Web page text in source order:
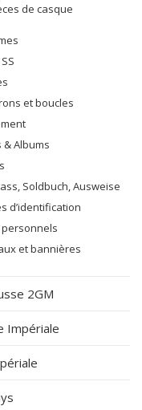
de casque
et boucles
& Albums
Soldbuch, Ausweise
d’identification
et bannières
2GM
Impériale